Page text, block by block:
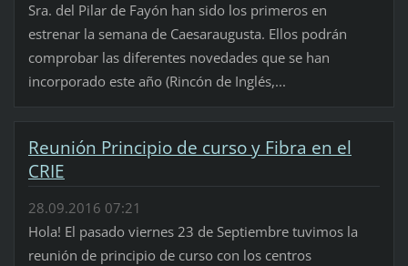
Sra. del Pilar de Fayón han sido los primeros en
estrenar la semana de Caesaraugusta. Ellos podrán
comprobar las diferentes novedades que se han
incorporado este año (Rincón de Inglés,...
Reunión Principio de curso y Fibra en el
CRIE
28.09.2016 07:21
Hola! El pasado viernes 23 de Septiembre tuvimos la
reunión de principio de curso con los centros